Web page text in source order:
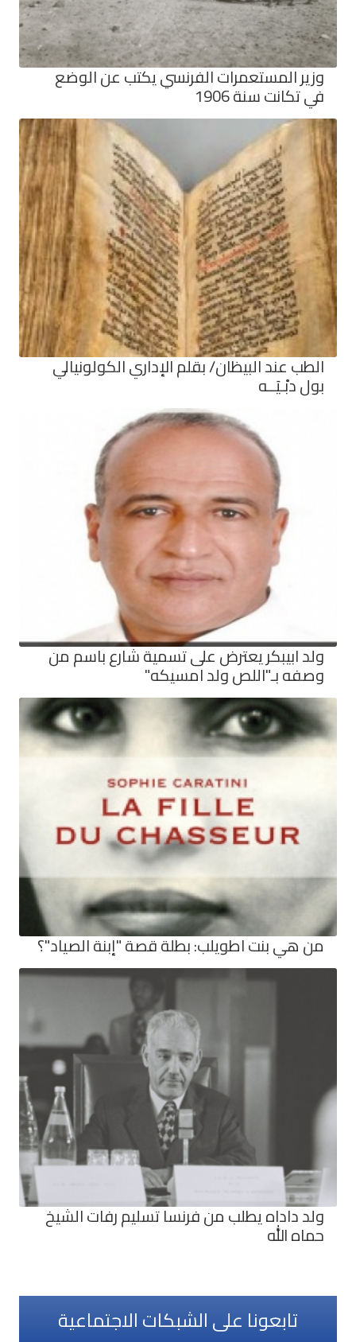
وزير المستعمرات الفرنسي يكتب عن الوضع
في تكانت سنة 1906
الطب عند البيظان/ بقلم الإداري الكولونيالي
بول دبْـيَــه
ولد ابيبكر يعترض على تسمية شارع باسم من
وصفه بـ"اللص ولد امسيكه"
من هي بنت اطويلب: بطلة قصة "إبنة الصياد"؟
ولد داداه يطلب من فرنسا تسليم رفات الشيخ
حماه الله
تابعونا على الشبكات الاجتماعية